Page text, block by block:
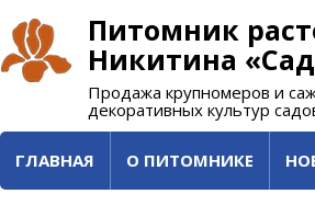
Питомник
Никитина
Продажа крупномеров и
декоративных культур
ГЛАВНАЯ О ПИТОМНИКЕ